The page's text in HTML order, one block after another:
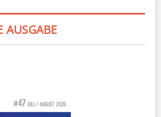
AUSGABE